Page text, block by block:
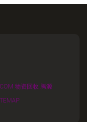
物资回收 腾源